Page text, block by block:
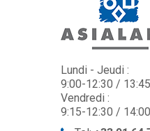
Lundi - Jeudi :
9:00-12:30 /
Vendredi :
9:15-12:30 /